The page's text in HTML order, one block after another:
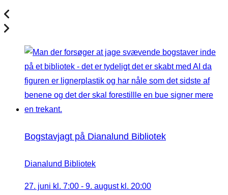
Bogstavjagt på Dianalund Bibliotek
Dianalund Bibliotek
27. juni kl. 7:00 - 9. august kl. 20:00